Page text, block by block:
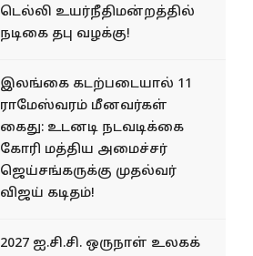
டெல்லி உயர்நீதிமன்றத்தில்
நடிகை தபு வழக்கு!
இலங்கை கடற்படையால் 11
ராமேஸ்வரம் மீனவர்கள்
கைது: உடனடி நடவடிக்கை
கோரி மத்திய அமைச்சர்
ஜெய்சங்கருக்கு முதல்வர்
விஜய் கடிதம்!
2027 ஐ.சி.சி. ஒருநாள் உலகக்